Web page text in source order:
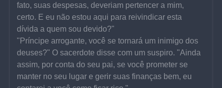
fato, suas despesas, deveriam pertencer a mim,
certo. E eu não estou aqui para reivindicar esta
dívida a quem sou devido?"
"Príncipe arrogante, você se tornará um inimigo dos
deuses?" O sacerdote disse com um suspiro. "Ainda
assim, por conta do seu pai, se você prometer se
manter no seu lugar e gerir suas finanças bem, eu